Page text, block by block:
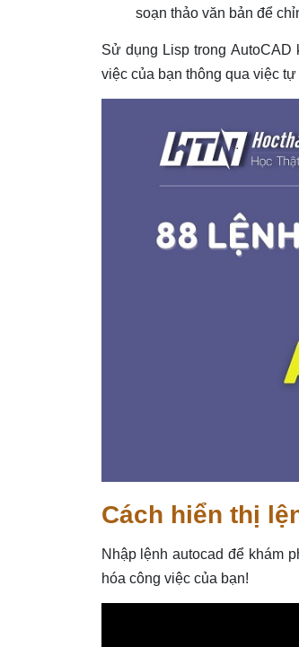
soạn thảo văn bản để
Sử dụng Lisp trong
việc của bạn thông qua việc
Cách hiển thị
Nhập lệnh autocad để khám
hóa công việc của bạn!